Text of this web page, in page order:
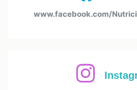
www.facebook.com/